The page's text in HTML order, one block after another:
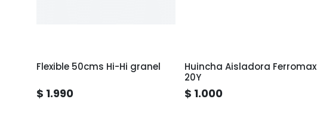
Flexible 50cms Hi-Hi granel
$ 1.990
Huincha Aisladora Ferromax
20Y
$ 1.000